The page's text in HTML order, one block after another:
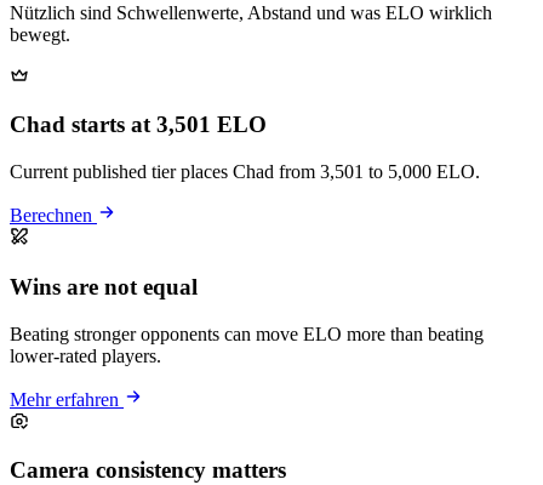
Nützlich sind Schwellenwerte, Abstand und was ELO wirklich
bewegt.
Chad starts at 3,501 ELO
Current published tier places Chad from 3,501 to 5,000 ELO.
Berechnen
Wins are not equal
Beating stronger opponents can move ELO more than beating
lower-rated players.
Mehr erfahren
Camera consistency matters